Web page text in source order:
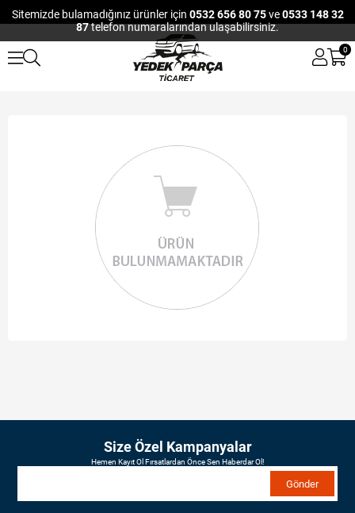
Sitemizde bulamadığınız ürünler için 0532 656 80 75ve0533 148 32
87telefon numaralarından ulaşabilirsiniz.
0
Size Özel Kampanyalar
Hemen Kayıt Ol Fırsatlardan Önce Sen Haberdar Ol!
Gönder